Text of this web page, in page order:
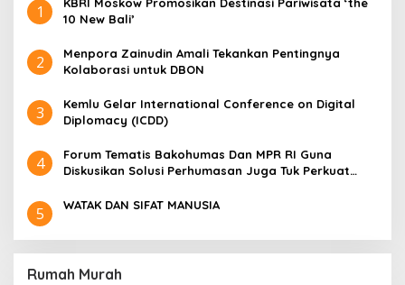
1
​KBRI Moskow Promosikan Destinasi Pariwisata ‘the
10 New Bali’
2
​Menpora Zainudin Amali Tekankan Pentingnya
Kolaborasi untuk DBON
3
​Kemlu Gelar International Conference on Digital
Diplomacy (ICDD)
4
Forum Tematis Bakohumas Dan MPR RI Guna
Diskusikan Solusi Perhumasan Juga Tuk Perkuat
5 WATAK DAN SIFAT MANUSIA
Rumah Murah